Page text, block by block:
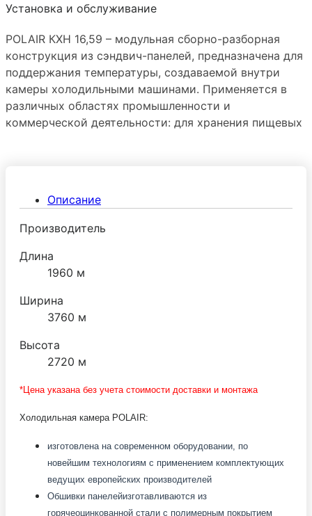
Установка и обслуживание
POLAIR КХН 16,59 – модульная сборно-разборная
конструкция из сэндвич-панелей, предназначена для
поддержания температуры, создаваемой внутри
камеры холодильными машинами. Применяется в
различных областях промышленности и
коммерческой деятельности: для хранения пищевых
Описание
Производитель
Длина
1960 м
Ширина
3760 м
Высота
2720 м
*Цена указана без учета стоимости доставки и монтажа
Холодильная камера POLAIR:
изготовлена на современном оборудовании, по
новейшим технологиям с применением комплектующих
ведущих европейских производителей
Обшивки панелейизготавливаются из
горячеоцинкованной стали с полимерным покрытием